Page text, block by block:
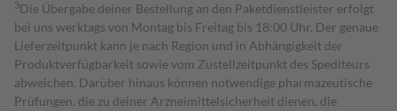
3Die Übergabe deiner Bestellung an den Paketdienstleister erfolgt
bei uns werktags von Montag bis Freitag bis 18:00 Uhr. Der genaue
Lieferzeitpunkt kann je nach Region und in Abhängigkeit der
Produktverfügbarkeit sowie vom Zustellzeitpunkt des Spediteurs
abweichen. Darüber hinaus können notwendige pharmazeutische
Prüfungen, die zu deiner Arzneimittelsicherheit dienen, die